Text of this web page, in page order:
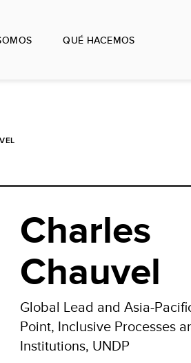
QUÉ HACEMOS
Charles
Chauvel
Global Lead and Asia-
Point, Inclusive Processes
Institutions, UNDP